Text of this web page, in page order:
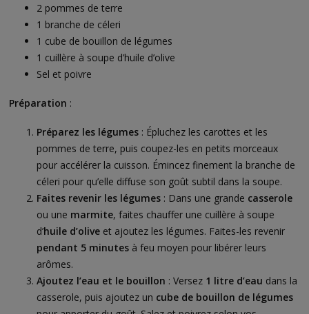
2 pommes de terre
1 branche de céleri
1 cube de bouillon de légumes
1 cuillère à soupe d’huile d’olive
Sel et poivre
Préparation :
Préparez les légumes : Épluchez les carottes et les
pommes de terre, puis coupez-les en petits morceaux
pour accélérer la cuisson. Émincez finement la branche de
céleri pour qu’elle diffuse son goût subtil dans la soupe.
Faites revenir les légumes : Dans une grande casserole
ou une marmite, faites chauffer une cuillère à soupe
d’huile d’olive et ajoutez les légumes. Faites-les revenir
pendant 5 minutes à feu moyen pour libérer leurs
arômes.
Ajoutez l’eau et le bouillon : Versez 1 litre d’eau dans la
casserole, puis ajoutez un cube de bouillon de légumes